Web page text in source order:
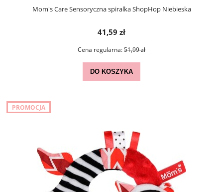
Mom's Care Sensoryczna spiralka ShopHop Niebieska
41,59 zł
Cena regularna:51,99 zł
DO KOSZYKA
PROMOCJA